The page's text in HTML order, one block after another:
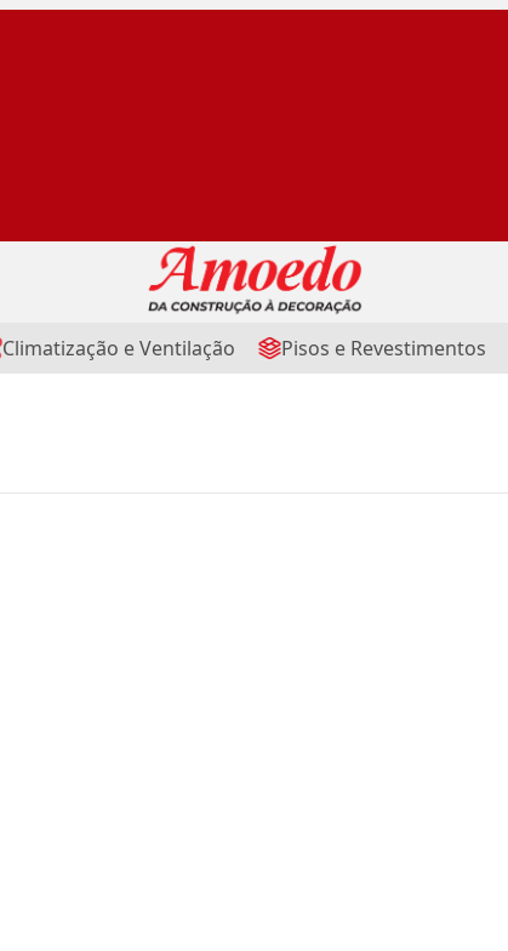
Climatização e Ventilação Pisos e Revestimentos